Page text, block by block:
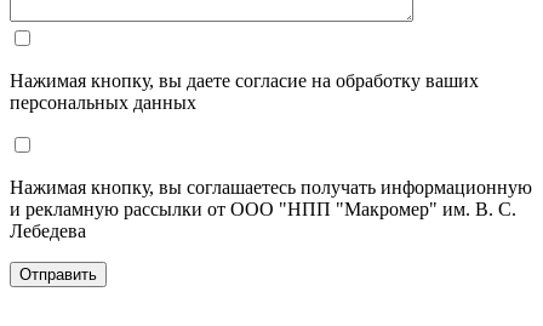
Нажимая кнопку, вы даете согласие на обработку ваших
персональных данных
Нажимая кнопку, вы соглашаетесь получать информационную
и рекламную рассылки от ООО "НПП "Макромер" им. В. С.
Лебедева